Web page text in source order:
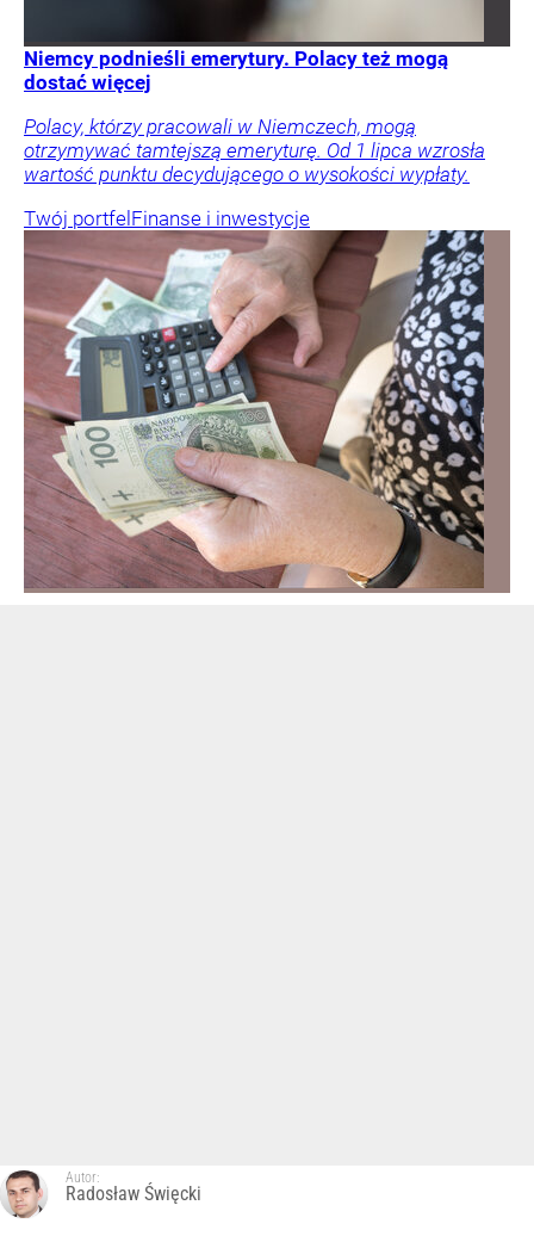
Niemcy podnieśli emerytury. Polacy też mogą
dostać więcej
Polacy, którzy pracowali w Niemczech, mogą
otrzymywać tamtejszą emeryturę. Od 1 lipca wzrosła
wartość punktu decydującego o wysokości wypłaty.
Twój portfelFinanse i inwestycje
Autor:
Radosław Święcki